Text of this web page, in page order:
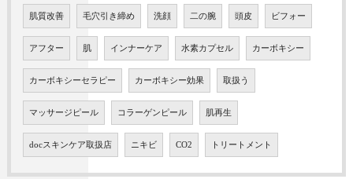
肌質改善 毛穴引き締め 洗顔 二の腕 頭皮 ビフォー
アフター 肌 インナーケア 水素カプセル カーボキシー
カーボキシーセラピー カーボキシー効果 取扱う
マッサージピール コラーゲンピール 肌再生
docスキンケア取扱店 ニキビ CO2 トリートメント